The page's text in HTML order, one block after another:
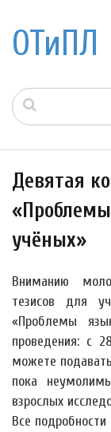
ОТиПЛ
Девятая
учёных»
Вниманию
тезисов для
«Проблемы
проведения: с
можете
пока
взрослых
Все